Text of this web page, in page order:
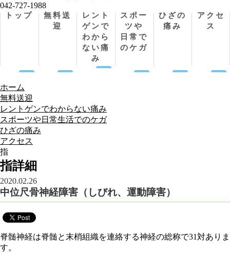
042-727-1988
トップ
無料送
迎
レント
ゲンで
わから
ない痛
み
スポー
ツや
日常で
のケガ
ひざの
痛み
アクセ
ス
ホーム
無料送迎
レントゲンでわからない痛み
スポーツや日常生活でのケガ
ひざの痛み
アクセス
指
指詳細
2020.02.26
中位尺骨神経障害（しびれ、運動障害）
脊髄神経は脊髄と末梢組織を連絡する神経の総称で31対ありま
す。